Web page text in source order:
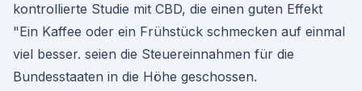
kontrollierte Studie mit CBD, die einen guten Effekt
"Ein Kaffee oder ein Frühstück schmecken auf einmal
viel besser. seien die Steuereinnahmen für die
Bundesstaaten in die Höhe geschossen.